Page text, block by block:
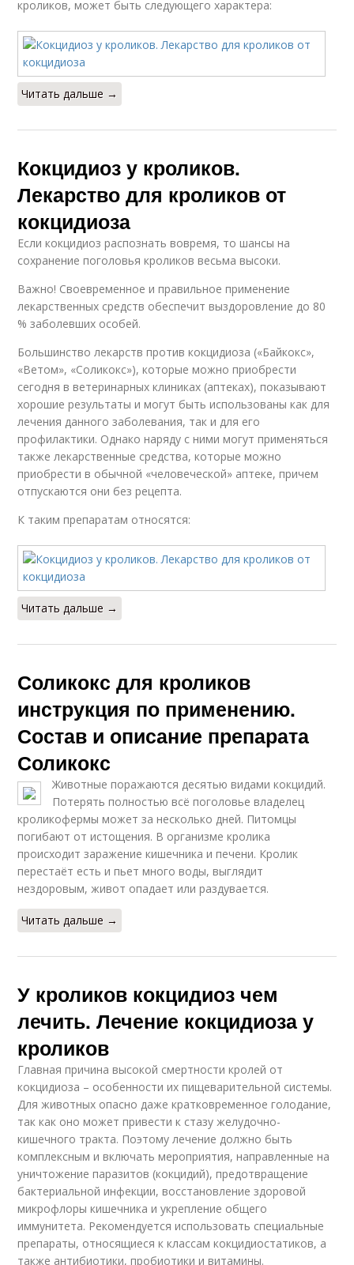
кроликов, может быть следующего характера:
Читать дальше →
Кокцидиоз у кроликов.
Лекарство для кроликов от
кокцидиоза
Если кокцидиоз распознать вовремя, то шансы на
сохранение поголовья кроликов весьма высоки.
Важно! Своевременное и правильное применение
лекарственных средств обеспечит выздоровление до 80
% заболевших особей.
Большинство лекарств против кокцидиоза («Байкокс»,
«Ветом», «Соликокс»), которые можно приобрести
сегодня в ветеринарных клиниках (аптеках), показывают
хорошие результаты и могут быть использованы как для
лечения данного заболевания, так и для его
профилактики. Однако наряду с ними могут применяться
также лекарственные средства, которые можно
приобрести в обычной «человеческой» аптеке, причем
отпускаются они без рецепта.
К таким препаратам относятся:
Читать дальше →
Соликокс для кроликов
инструкция по применению.
Состав и описание препарата
Соликокс
Животные поражаются десятью видами кокцидий.
Потерять полностью всё поголовье владелец
кроликофермы может за несколько дней. Питомцы
погибают от истощения. В организме кролика
происходит заражение кишечника и печени. Кролик
перестаёт есть и пьет много воды, выглядит
нездоровым, живот опадает или раздувается.
Читать дальше →
У кроликов кокцидиоз чем
лечить. Лечение кокцидиоза у
кроликов
Главная причина высокой смертности кролей от
кокцидиоза – особенности их пищеварительной системы.
Для животных опасно даже кратковременное голодание,
так как оно может привести к стазу желудочно-
кишечного тракта. Поэтому лечение должно быть
комплексным и включать мероприятия, направленные на
уничтожение паразитов (кокцидий), предотвращение
бактериальной инфекции, восстановление здоровой
микрофлоры кишечника и укрепление общего
иммунитета. Рекомендуется использовать специальные
препараты, относящиеся к классам кокцидиостатиков, а
также антибиотики, пробиотики и витамины.